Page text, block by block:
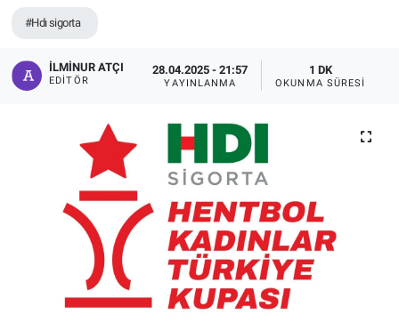
#Hdı sigorta
İLMINUR ATÇI
EDITÖR
28.04.2025 - 21:57
YAYINLANMA
1 DK
OKUNMA SÜRESI